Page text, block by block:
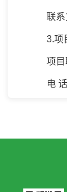
联
3.项
项目
电